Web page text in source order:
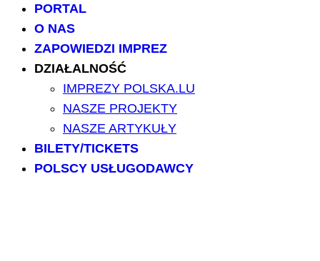
PORTAL
O NAS
ZAPOWIEDZI IMPREZ
DZIAŁALNOŚĆ
IMPREZY POLSKA.LU
NASZE PROJEKTY
NASZE ARTYKUŁY
BILETY/TICKETS
POLSCY USŁUGODAWCY